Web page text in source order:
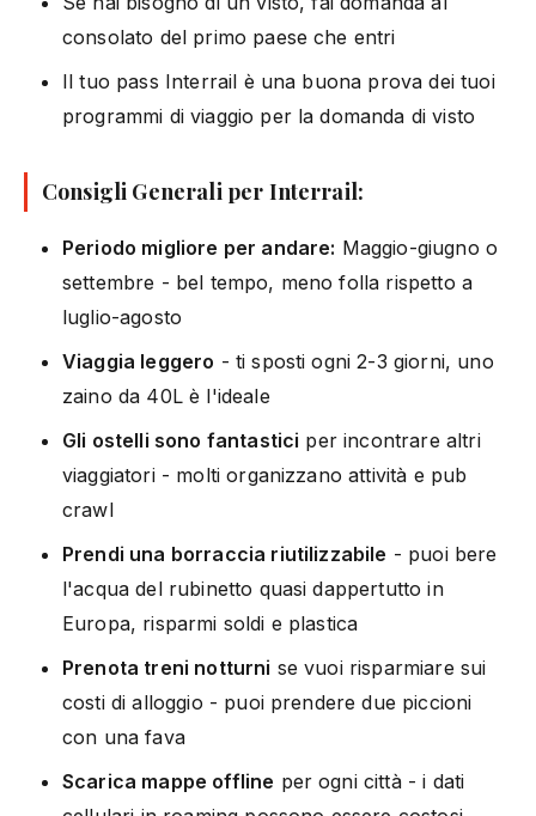
consolato del primo paese che entri
Il tuo pass Interrail è una buona prova dei tuoi
programmi di viaggio per la domanda di visto
Consigli Generali per Interrail:
Periodo migliore per andare: Maggio-giugno o
settembre - bel tempo, meno folla rispetto a
luglio-agosto
Viaggia leggero - ti sposti ogni 2-3 giorni, uno
zaino da 40L è l'ideale
Gli ostelli sono fantastici per incontrare altri
viaggiatori - molti organizzano attività e pub
crawl
Prendi una borraccia riutilizzabile - puoi bere
l'acqua del rubinetto quasi dappertutto in
Europa, risparmi soldi e plastica
Prenota treni notturni se vuoi risparmiare sui
costi di alloggio - puoi prendere due piccioni
con una fava
Scarica mappe offline per ogni città - i dati